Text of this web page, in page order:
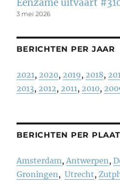
Eenzame uitvaart
3 mei 2026
BERICHTEN PER JAAR
2021, 2020, 2019, 2018,
2013, 2012, 2011, 2010,
BERICHTEN PER
Amsterdam,Antwerpen,
Groningen,Utrecht,